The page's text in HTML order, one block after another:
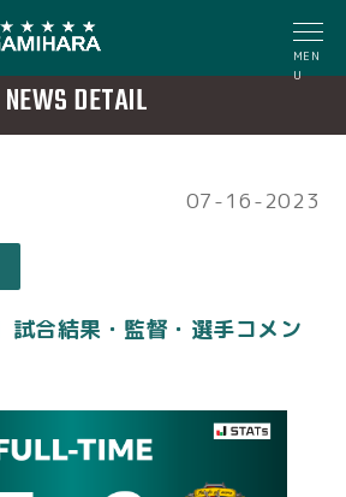
MEN
U
NEWS DETAIL
07-16-2023
試合結果・監督・選手コメン